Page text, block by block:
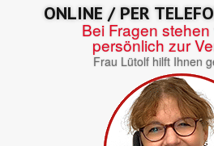
ONLINE / PER
Bei Fragen
persönlich zur
Frau Lütolf hilft Ihnen